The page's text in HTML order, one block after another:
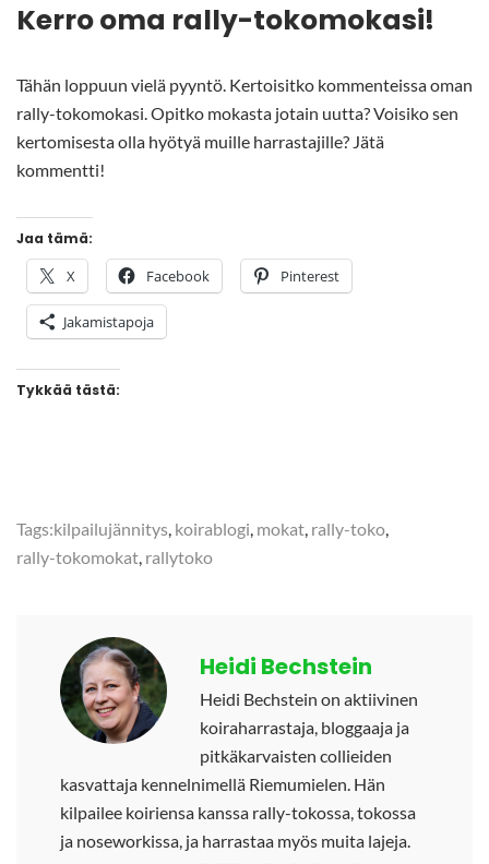
Kerro oma rally-tokomokasi!
Tähän loppuun vielä pyyntö. Kertoisitko kommenteissa oman
rally-tokomokasi. Opitko mokasta jotain uutta? Voisiko sen
kertomisesta olla hyötyä muille harrastajille? Jätä
kommentti!
Jaa tämä:
X Facebook Pinterest
Jakamistapoja
Tykkää tästä:
Tags:kilpailujännitys, koirablogi, mokat, rally-toko,
rally-tokomokat, rallytoko
Heidi Bechstein
Heidi Bechstein on aktiivinen
koiraharrastaja, bloggaaja ja
pitkäkarvaisten collieiden
kasvattaja kennelnimellä Riemumielen. Hän
kilpailee koiriensa kanssa rally-tokossa, tokossa
ja noseworkissa, ja harrastaa myös muita lajeja.